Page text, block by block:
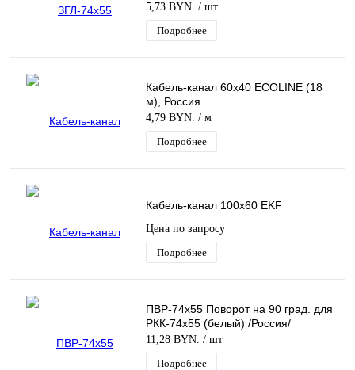
5,73 BYN. / шт
Подробнее
Кабель-канал 60х40 EСOLINE (18
м), Россия
4,79 BYN. / м
Подробнее
Кабель-канал 100х60 EKF
Цена по запросу
Подробнее
ПВР-74х55 Поворот на 90 град. для
РКК-74х55 (белый) /Россия/
11,28 BYN. / шт
Подробнее